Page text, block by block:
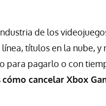
de los
títulos en la nube, y
para pagarlo o con
cómo cancelar Xbox